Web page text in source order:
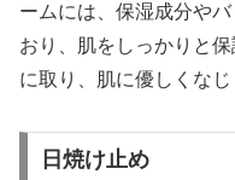
ームには、保湿成分や
おり、肌をしっかりと
に取り、肌に優しくなじ
日焼け止め